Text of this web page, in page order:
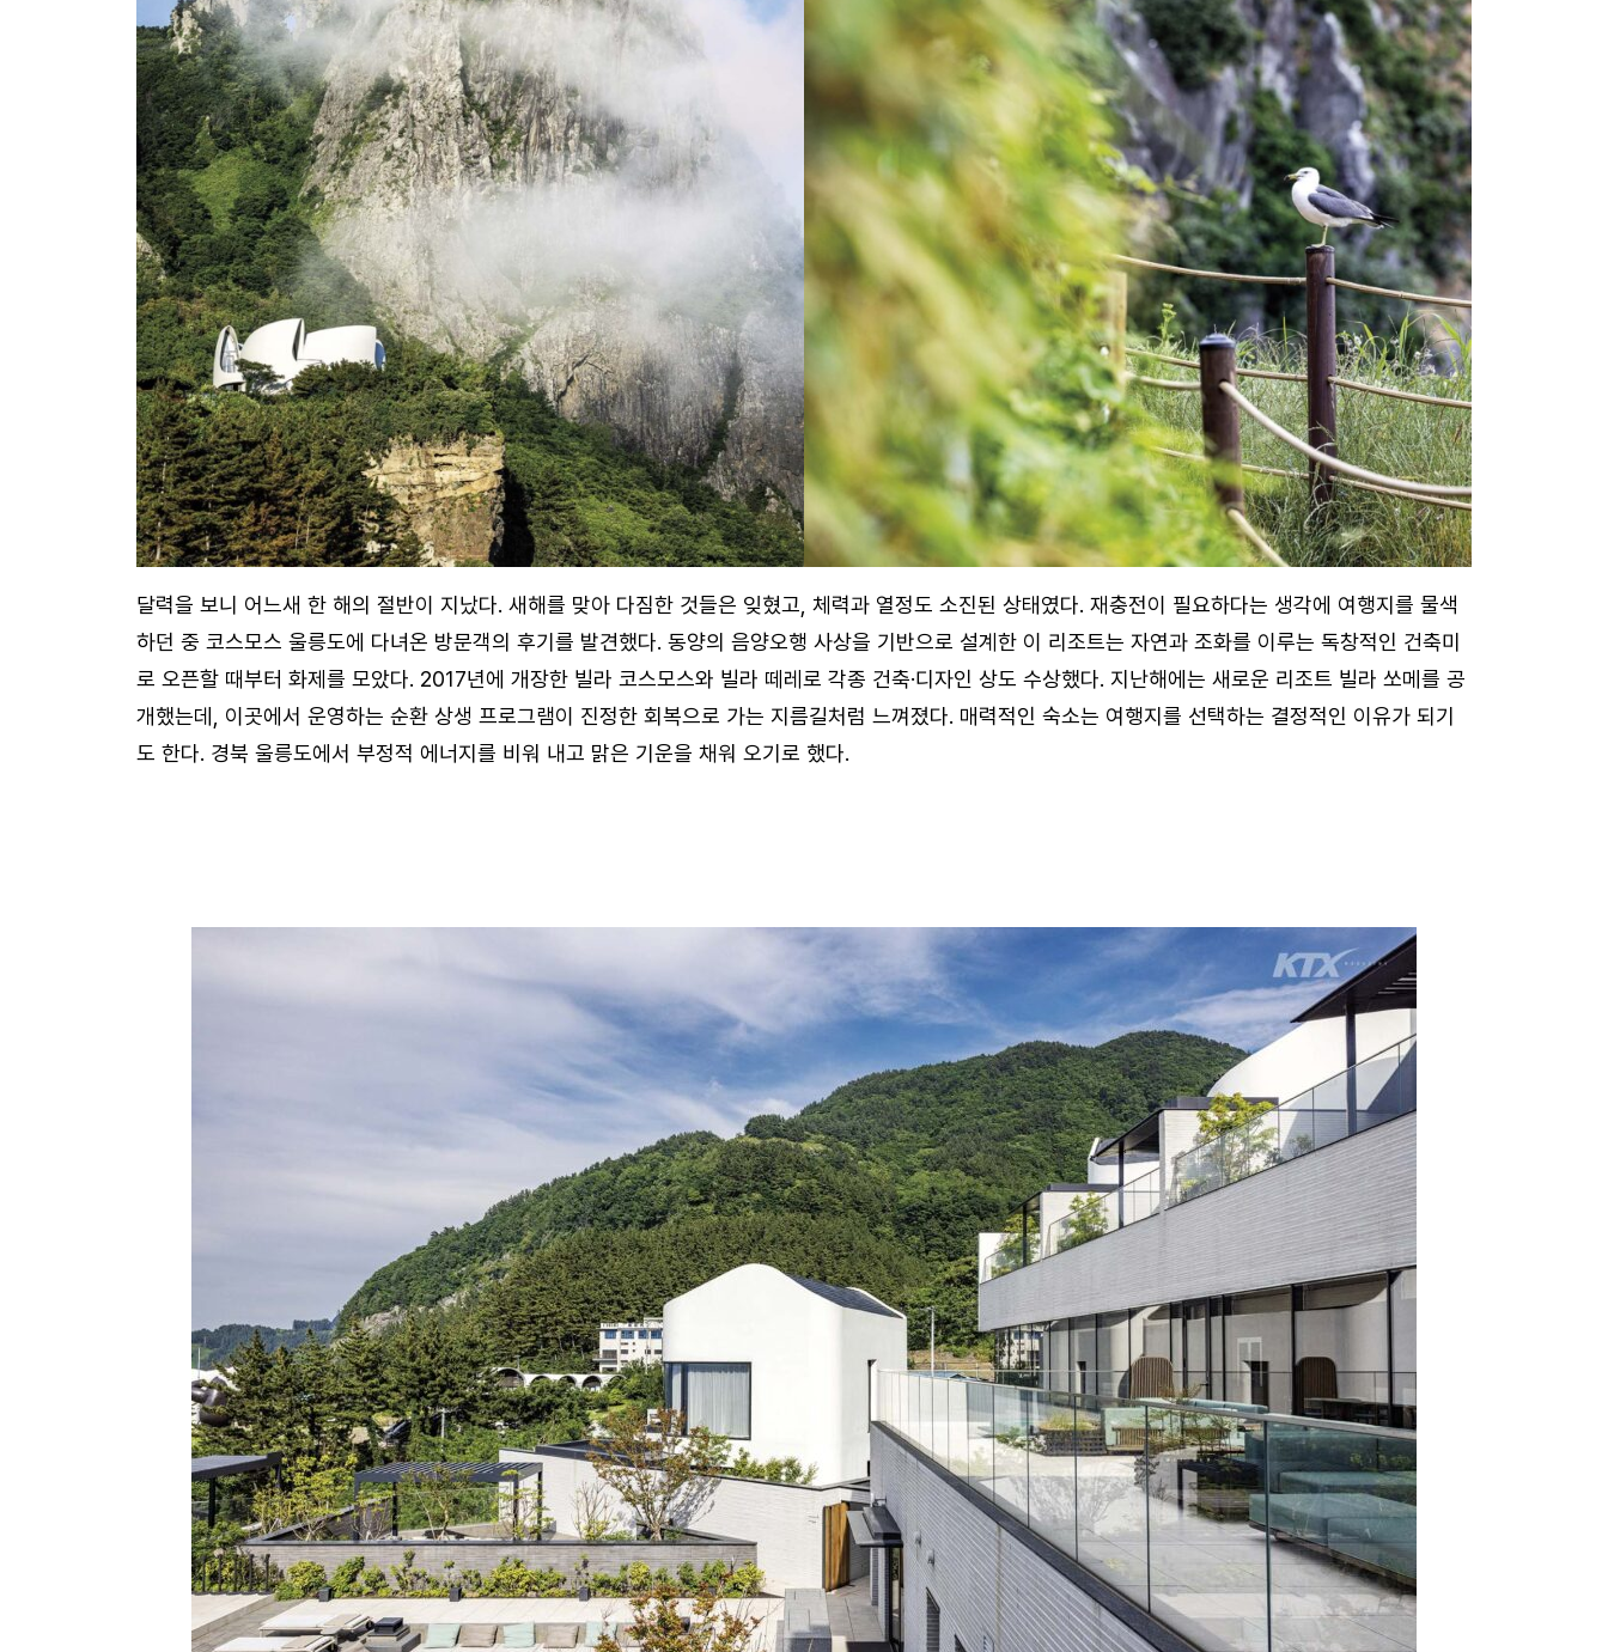
달력을 보니 어느새 한 해의 절반이 지났다. 새해를 맞아 다짐한 것들은 잊혔고, 체력과 열정도 소진된 상태였다. 재충전이 필요하다는 생각에 여행지를 물색
하던 중 코스모스 울릉도에 다녀온 방문객의 후기를 발견했다. 동양의 음양오행 사상을 기반으로 설계한 이 리조트는 자연과 조화를 이루는 독창적인 건축미
로 오픈할 때부터 화제를 모았다. 2017년에 개장한 빌라 코스모스와 빌라 떼레로 각종 건축·디자인 상도 수상했다. 지난해에는 새로운 리조트 빌라 쏘메를 공
개했는데, 이곳에서 운영하는 순환 상생 프로그램이 진정한 회복으로 가는 지름길처럼 느껴졌다. 매력적인 숙소는 여행지를 선택하는 결정적인 이유가 되기
도 한다. 경북 울릉도에서 부정적 에너지를 비워 내고 맑은 기운을 채워 오기로 했다.